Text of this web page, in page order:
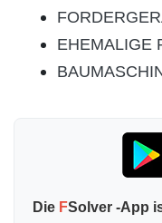
EHEMALIGE
Die FSolver -App